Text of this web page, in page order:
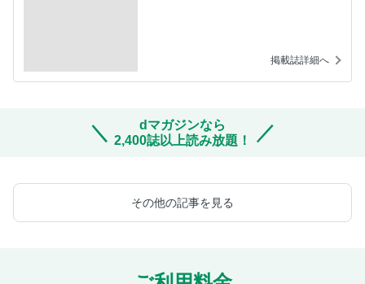
掲載誌詳細へ
dマガジンなら
2,400誌以上読み放題！
その他の記事を見る